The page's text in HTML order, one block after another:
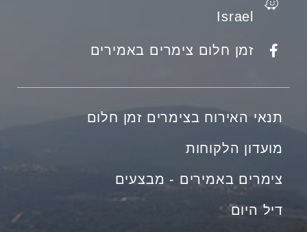
Israel
זמן חלום צימרים באמירים
תנאי האירוח בצימרים זמן חלום
מועדון הלקוחות
צימרים באמירים - מבצעים
דיל היום